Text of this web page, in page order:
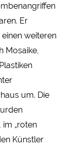
Er
weiteren
Mosaike,
um. Die
„roten
Künstler